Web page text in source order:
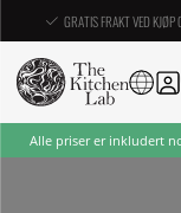
GRATIS FRAKT VED
Alle priser er inkludert